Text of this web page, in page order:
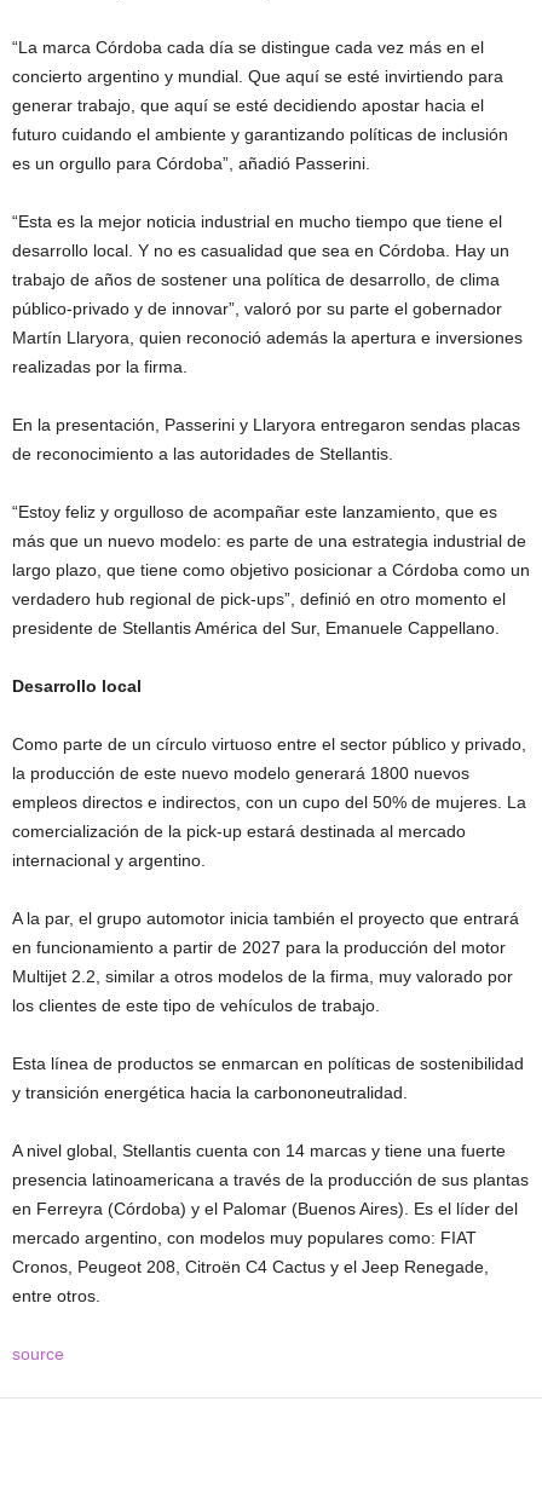
“La marca Córdoba cada día se distingue cada vez más en el
concierto argentino y mundial. Que aquí se esté invirtiendo para
generar trabajo, que aquí se esté decidiendo apostar hacia el
futuro cuidando el ambiente y garantizando políticas de inclusión
es un orgullo para Córdoba”, añadió Passerini.
“Esta es la mejor noticia industrial en mucho tiempo que tiene el
desarrollo local. Y no es casualidad que sea en Córdoba. Hay un
trabajo de años de sostener una política de desarrollo, de clima
público-privado y de innovar”, valoró por su parte el gobernador
Martín Llaryora, quien reconoció además la apertura e inversiones
realizadas por la firma.
En la presentación, Passerini y Llaryora entregaron sendas placas
de reconocimiento a las autoridades de Stellantis.
“Estoy feliz y orgulloso de acompañar este lanzamiento, que es
más que un nuevo modelo: es parte de una estrategia industrial de
largo plazo, que tiene como objetivo posicionar a Córdoba como un
verdadero hub regional de pick-ups”, definió en otro momento el
presidente de Stellantis América del Sur, Emanuele Cappellano.
Desarrollo local
Como parte de un círculo virtuoso entre el sector público y privado,
la producción de este nuevo modelo generará 1800 nuevos
empleos directos e indirectos, con un cupo del 50% de mujeres. La
comercialización de la pick-up estará destinada al mercado
internacional y argentino.
A la par, el grupo automotor inicia también el proyecto que entrará
en funcionamiento a partir de 2027 para la producción del motor
Multijet 2.2, similar a otros modelos de la firma, muy valorado por
los clientes de este tipo de vehículos de trabajo.
Esta línea de productos se enmarcan en políticas de sostenibilidad
y transición energética hacia la carbononeutralidad.
A nivel global, Stellantis cuenta con 14 marcas y tiene una fuerte
presencia latinoamericana a través de la producción de sus plantas
en Ferreyra (Córdoba) y el Palomar (Buenos Aires). Es el líder del
mercado argentino, con modelos muy populares como: FIAT
Cronos, Peugeot 208, Citroën C4 Cactus y el Jeep Renegade,
entre otros.
source